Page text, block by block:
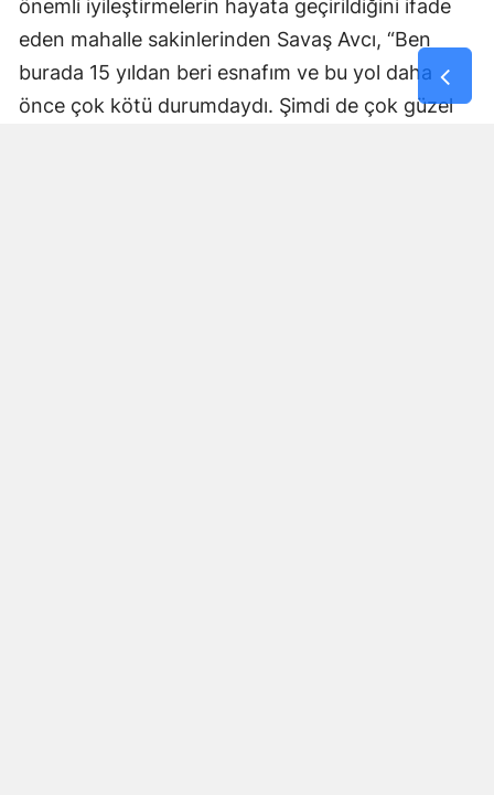
önemli iyileştirmelerin hayata geçirildiğini ifade
eden mahalle sakinlerinden Savaş Avcı, “Ben
burada 15 yıldan beri esnafım ve bu yol daha
önce çok kötü durumdaydı. Şimdi de çok güzel